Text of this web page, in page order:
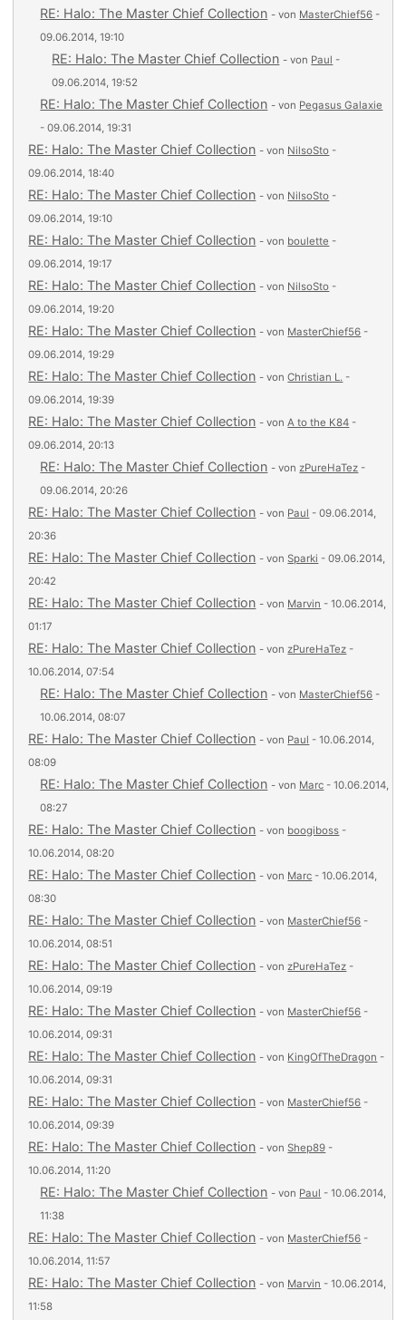
RE: Halo: The Master Chief Collection - von MasterChief56 -
09.06.2014, 19:10
RE: Halo: The Master Chief Collection - von Paul -
09.06.2014, 19:52
RE: Halo: The Master Chief Collection - von Pegasus Galaxie
- 09.06.2014, 19:31
RE: Halo: The Master Chief Collection - von NilsoSto -
09.06.2014, 18:40
RE: Halo: The Master Chief Collection - von NilsoSto -
09.06.2014, 19:10
RE: Halo: The Master Chief Collection - von boulette -
09.06.2014, 19:17
RE: Halo: The Master Chief Collection - von NilsoSto -
09.06.2014, 19:20
RE: Halo: The Master Chief Collection - von MasterChief56 -
09.06.2014, 19:29
RE: Halo: The Master Chief Collection - vonChristian L. -
09.06.2014, 19:39
RE: Halo: The Master Chief Collection - vonA to the K84 -
09.06.2014, 20:13
RE: Halo: The Master Chief Collection - vonzPureHaTez -
09.06.2014, 20:26
RE: Halo: The Master Chief Collection - von Paul - 09.06.2014,
20:36
RE: Halo: The Master Chief Collection - vonSparki - 09.06.2014,
20:42
RE: Halo: The Master Chief Collection - von Marvin - 10.06.2014,
01:17
RE: Halo: The Master Chief Collection - vonzPureHaTez -
10.06.2014, 07:54
RE: Halo: The Master Chief Collection - von MasterChief56 -
10.06.2014, 08:07
RE: Halo: The Master Chief Collection - von Paul - 10.06.2014,
08:09
RE: Halo: The Master Chief Collection - von Marc - 10.06.2014,
08:27
RE: Halo: The Master Chief Collection - von boogiboss -
10.06.2014, 08:20
RE: Halo: The Master Chief Collection - von Marc - 10.06.2014,
08:30
RE: Halo: The Master Chief Collection - von MasterChief56 -
10.06.2014, 08:51
RE: Halo: The Master Chief Collection - vonzPureHaTez -
10.06.2014, 09:19
RE: Halo: The Master Chief Collection - von MasterChief56 -
10.06.2014, 09:31
RE: Halo: The Master Chief Collection - von KingOfTheDragon -
10.06.2014, 09:31
RE: Halo: The Master Chief Collection - von MasterChief56 -
10.06.2014, 09:39
RE: Halo: The Master Chief Collection - vonShep89 -
10.06.2014, 11:20
RE: Halo: The Master Chief Collection - von Paul - 10.06.2014,
11:38
RE: Halo: The Master Chief Collection - von MasterChief56 -
10.06.2014, 11:57
RE: Halo: The Master Chief Collection - von Marvin - 10.06.2014,
11:58